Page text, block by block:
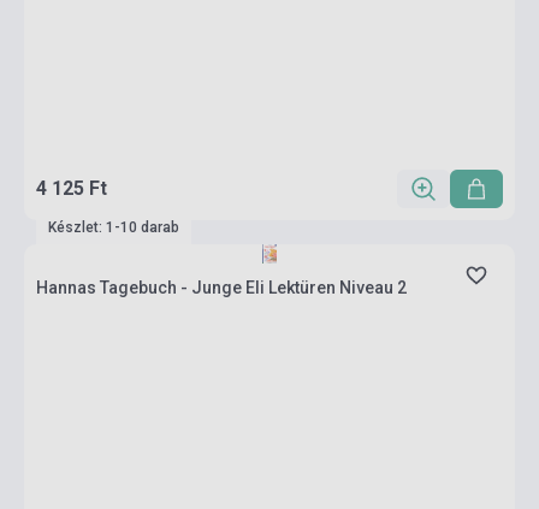
4 125 Ft
Készlet: 1-10 darab
Hannas Tagebuch - Junge Eli Lektüren Niveau 2